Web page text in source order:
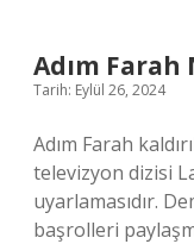
Adım Farah
Tarih: Eylül 26, 2024
Adım Farah
televizyon dizisi
uyarlamasıdır.
başrolleri